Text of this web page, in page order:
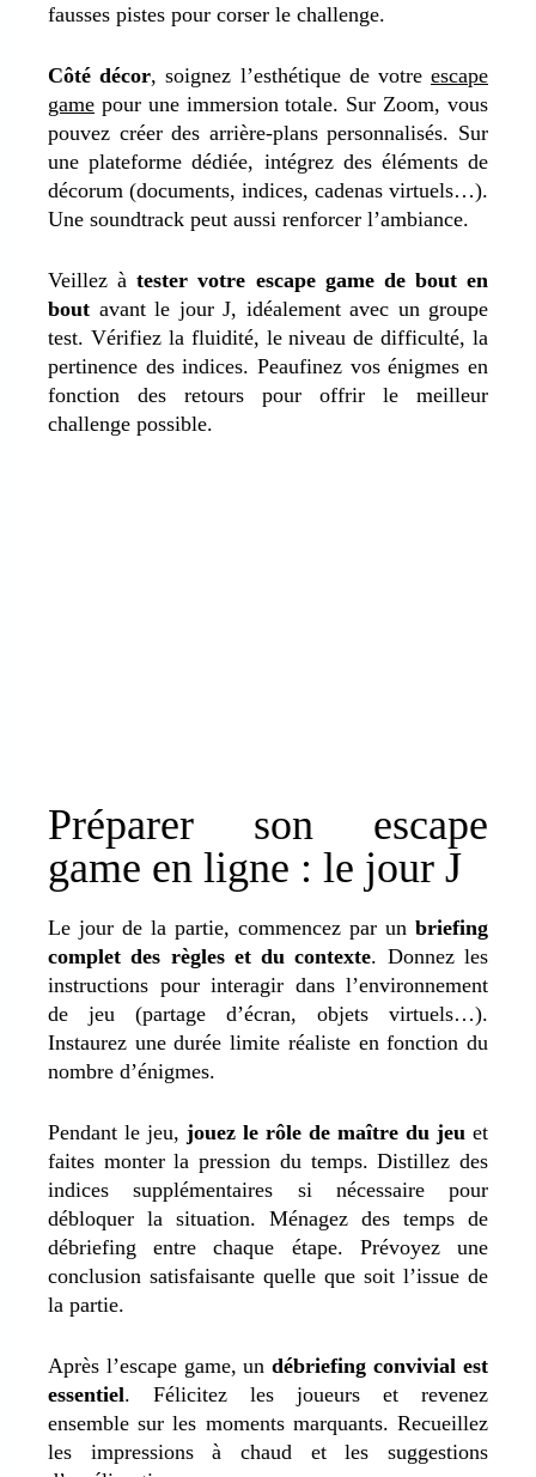
fausses pistes pour corser le challenge.
Côté décor, soignez l’esthétique de votreescape
game pour une immersion totale. Sur Zoom, vous
pouvez créer des arrière-plans personnalisés. Sur
une plateforme dédiée, intégrez des éléments de
décorum (documents, indices, cadenas virtuels…).
Une soundtrack peut aussi renforcer l’ambiance.
Veillez àtester votre escape game de bout en
bout avant le jour J, idéalement avec un groupe
test. Vérifiez la fluidité, le niveau de difficulté, la
pertinence des indices. Peaufinez vos énigmes en
fonction des retours pour offrir le meilleur
challenge possible.
Préparer son escape
game en ligne : le jour J
Le jour de la partie, commencez par un briefing
complet des règles et du contexte. Donnez les
instructions pour interagir dans l’environnement
de jeu (partage d’écran, objets virtuels…).
Instaurez une durée limite réaliste en fonction du
nombre d’énigmes.
Pendant le jeu, jouez le rôle de maître du jeu et
faites monter la pression du temps. Distillez des
indices supplémentaires si nécessaire pour
débloquer la situation. Ménagez des temps de
débriefing entre chaque étape. Prévoyez une
conclusion satisfaisante quelle que soit l’issue de
la partie.
Après l’escape game, undébriefing convivial est
essentiel. Félicitez les joueurs et revenez
ensemble sur les moments marquants. Recueillez
les impressions à chaud et les suggestions